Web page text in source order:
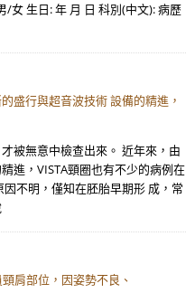
女 生日: 年 月 日 科別(中文): 病歷
盛行與超音波技術 設備的精進，
被無意中檢查出來。 近年來，由
進，VISTA頸圈也有不少的病例在
不明，僅知在胚胎早期形 成，常
肩部位，因姿勢不良、